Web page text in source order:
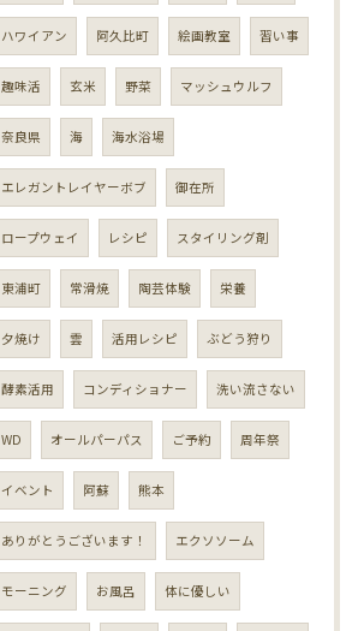
ハワイアン 阿久比町 絵画教室 習い事
趣味活 玄米 野菜 マッシュウルフ
奈良県 海 海水浴場
エレガントレイヤーボブ 御在所
ロープウェイ レシピ スタイリング剤
東浦町 常滑焼 陶芸体験 栄養
夕焼け 雲 活用レシピ ぶどう狩り
酵素活用 コンディショナー 洗い流さない
WD オールパーパス ご予約 周年祭
イベント 阿蘇 熊本
ありがとうございます！ エクソソーム
モーニング お風呂 体に優しい